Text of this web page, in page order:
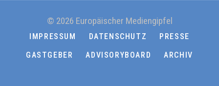
© 2026 Europäischer Mediengipfel
IMPRESSUM DATENSCHUTZ
PRESSE
GASTGEBER
ADVISORYBOARD ARCHIV